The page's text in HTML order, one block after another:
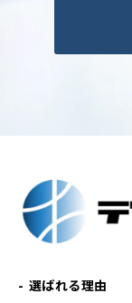
選ばれる理由